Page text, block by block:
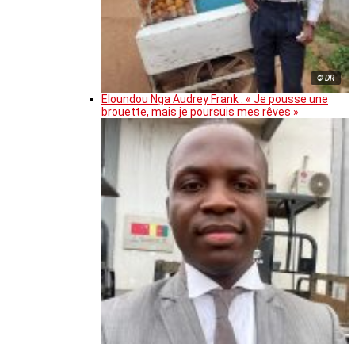
© DR
Eloundou Nga Audrey Frank : « Je pousse une
brouette, mais je poursuis mes rêves »